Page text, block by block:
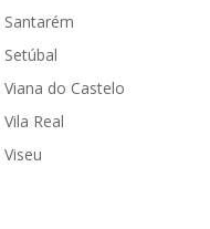
do Castelo
Real